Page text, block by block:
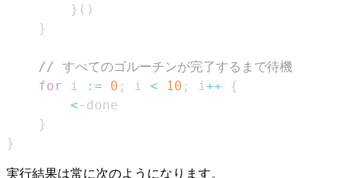
} ( )
}
// すべてのゴルーチンが完了するまで待機
for i := 0 ; i < 10 ; i ++
{
<-
}
}
実行結果は常に次のようになります。